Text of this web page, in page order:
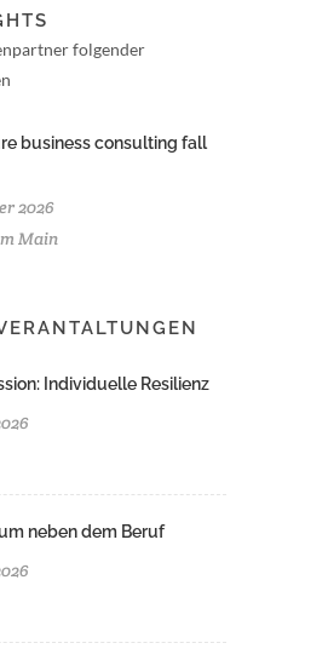
folgender
business consulting fall
2026
Main
Individuelle Resilienz
neben dem Beruf